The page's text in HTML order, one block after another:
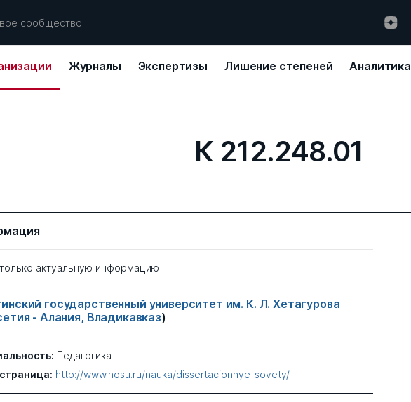
сообщество
Журналы Экспертизы Лишение степеней Аналитика
К 212.248.01
актуальную информацию
государственный университет им. К. Л. Хетагурова
- Алания, Владикавказ)
Педагогика
http://www.nosu.ru/nauka/dissertacionnye-sovety/